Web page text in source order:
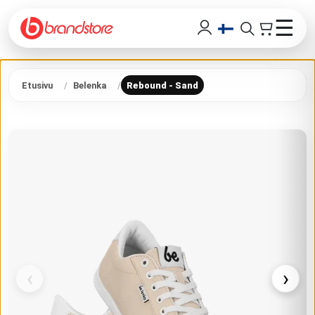
☰
Etusivu Belenka Rebound - Sand
‹ ›